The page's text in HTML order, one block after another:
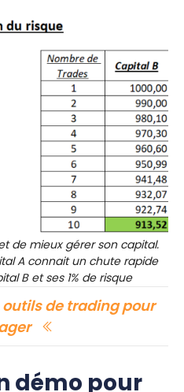
de mieux gérer son capital.
A connait un chute rapide
B et ses 1% de risque
outils de trading pour
démo pour